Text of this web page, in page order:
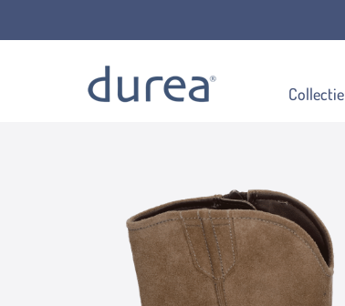
Collectie
Home Enkellaarsjes 9753.8039